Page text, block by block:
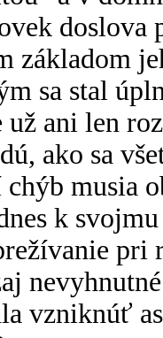
doslova
základom
sa stal
už ani len
ako sa
chýb musia
k
pri
vzniknúť